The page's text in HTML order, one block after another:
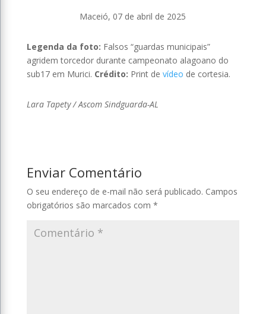
Maceió, 07 de abril de 2025
Legenda da foto: Falsos “guardas municipais”
agridem torcedor durante campeonato alagoano do
sub17 em Murici. Crédito: Print de vídeo de cortesia.
Lara Tapety / Ascom Sindguarda-AL
Enviar Comentário
O seu endereço de e-mail não será publicado. Campos
obrigatórios são marcados com *